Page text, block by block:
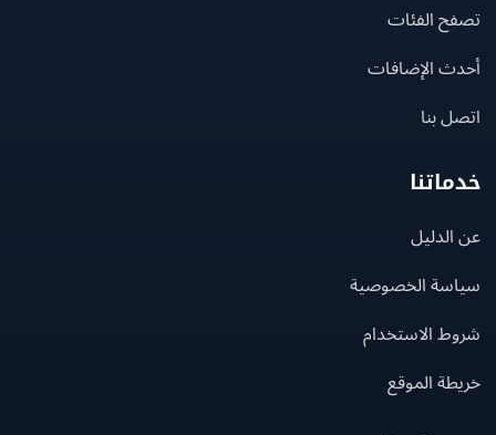
الفئات
الإضافات
بنا
الخصوصية
الاستخدام
الموقع